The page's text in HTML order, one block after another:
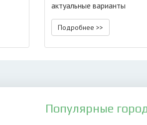
актуальные варианты
Подробнее >>
Популярные